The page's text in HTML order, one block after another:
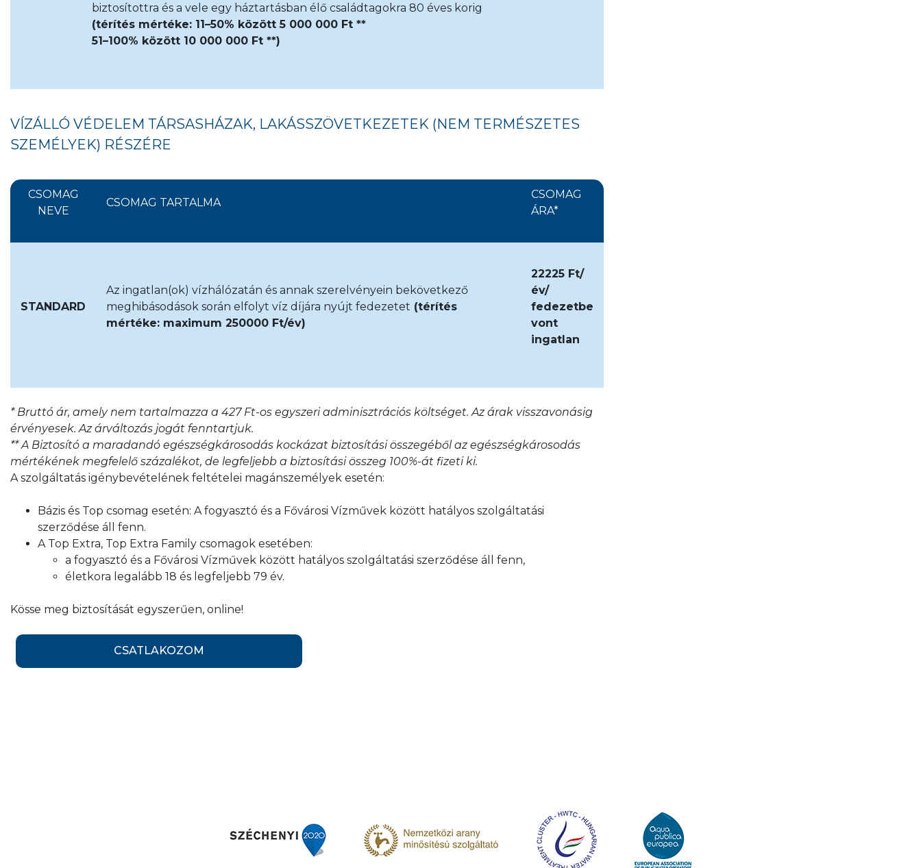
biztosítottra és a vele egy háztartásban élő családtagokra 80 éves korig
(térítés mértéke: 11–50% között 5 000 000 Ft **
51–100% között 10 000 000 Ft **)
VÍZÁLLÓ VÉDELEM TÁRSASHÁZAK, LAKÁSSZÖVETKEZETEK (NEM TERMÉSZETES
SZEMÉLYEK) RÉSZÉRE
CSOMAG
NEVE
CSOMAG TARTALMA
CSOMAG
ÁRA*
STANDARD
Az ingatlan(ok) vízhálózatán és annak szerelvényein bekövetkező
meghibásodások során elfolyt víz díjára nyújt fedezetet (térítés
mértéke: maximum 250000 Ft/év)
22225 Ft/
év/
fedezetbe
vont
ingatlan
* Bruttó ár, amely nem tartalmazza a 427 Ft-os egyszeri adminisztrációs költséget. Az árak visszavonásig
érvényesek. Az árváltozás jogát fenntartjuk.
** A Biztosító a maradandó egészségkárosodás kockázat biztosítási összegéből az egészségkárosodás
mértékének megfelelő százalékot, de legfeljebb a biztosítási összeg 100%-át fizeti ki.
A szolgáltatás igénybevételének feltételei magánszemélyek esetén:
Bázis és Top csomag esetén: A fogyasztó és a Fővárosi Vízművek között hatályos szolgáltatási
szerződése áll fenn.
A Top Extra, Top Extra Family csomagok esetében:
a fogyasztó és a Fővárosi Vízművek között hatályos szolgáltatási szerződése áll fenn,
életkora legalább 18 és legfeljebb 79 év.
Kösse meg biztosítását egyszerűen, online!
CSATLAKOZOM